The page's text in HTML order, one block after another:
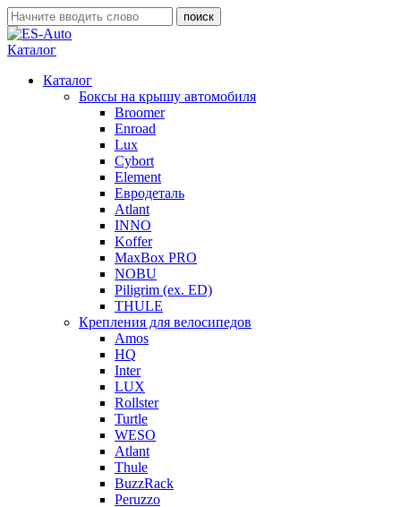
Каталог
Каталог
Боксы на крышу автомобиля
Broomer
Enroad
Lux
Cybort
Element
Евродеталь
Atlant
INNO
Koffer
MaxBox PRO
NOBU
Piligrim (ex. ED)
THULE
Крепления для велосипедов
Amos
HQ
Inter
LUX
Rollster
Turtle
WESO
Atlant
Thule
BuzzRack
Peruzzo